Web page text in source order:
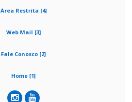
Área Restrita [4]
Web Mail [3]
Fale Conosco [2]
Home [1]